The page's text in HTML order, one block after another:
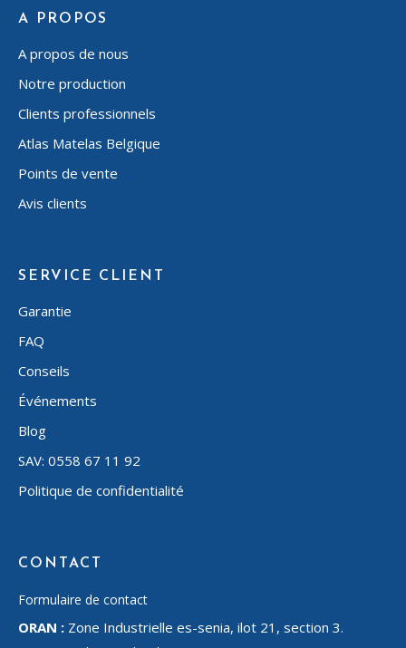
A PROPOS
A propos de nous
Notre production
Clients professionnels
Atlas Matelas Belgique
Points de vente
Avis clients
SERVICE CLIENT
Garantie
FAQ
Conseils
Événements
Blog
SAV: 0558 67 11 92
Politique de confidentialité
CONTACT
Formulaire de contact
ORAN : Zone Industrielle es-senia, ilot 21, section 3.